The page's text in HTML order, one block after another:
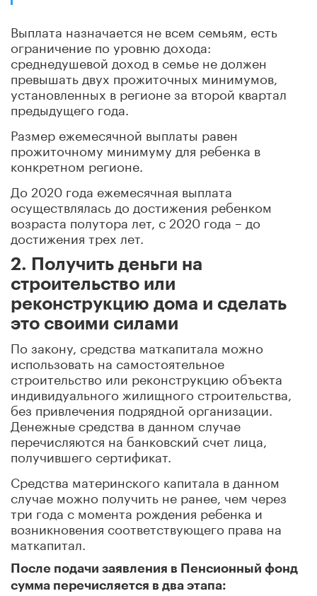
Выплата назначается не всем семьям, есть
ограничение по уровню дохода:
среднедушевой доход в семье не должен
превышать двух прожиточных минимумов,
установленных в регионе за второй квартал
предыдущего года.
Размер ежемесячной выплаты равен
прожиточному минимуму для ребенка в
конкретном регионе.
До 2020 года ежемесячная выплата
осуществлялась до достижения ребенком
возраста полутора лет, с 2020 года – до
достижения трех лет.
2. Получить деньги на
строительство или
реконструкцию дома и сделать
это своими силами
По закону, средства маткапитала можно
использовать на самостоятельное
строительство или реконструкцию объекта
индивидуального жилищного строительства,
без привлечения подрядной организации.
Денежные средства в данном случае
перечисляются на банковский счет лица,
получившего сертификат.
Средства материнского капитала в данном
случае можно получить не ранее, чем через
три года с момента рождения ребенка и
возникновения соответствующего права на
маткапитал.
После подачи заявления в Пенсионный фонд
сумма перечисляется в два этапа: